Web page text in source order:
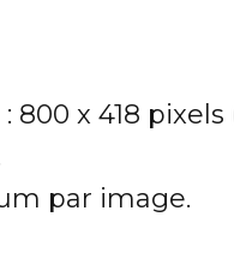
800 x 418 pixels
par image.